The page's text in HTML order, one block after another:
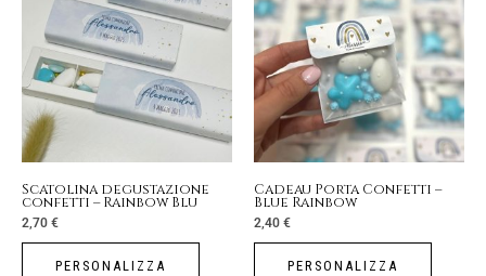
Scatolina degustazione
confetti – Rainbow Blu
2,70 €
PERSONALIZZA
Cadeau Porta Confetti –
Blue Rainbow
2,40 €
PERSONALIZZA